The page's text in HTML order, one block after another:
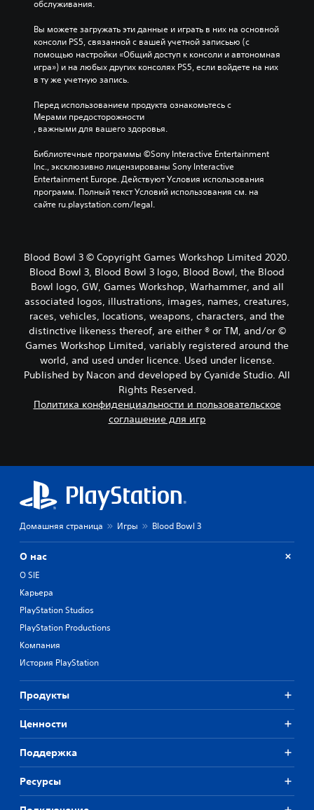
обслуживания.
Вы можете загружать эти данные и играть в них на основной
консоли PS5, связанной с вашей учетной записьью (с
помощью настройки «Общий доступ к консоли и автономная
игра») и на любых других консолях PS5, если войдете на них
в ту же учетную запись.
Перед использованием продукта ознакомьтесь с
Мерами предосторожности
, важными для вашего здоровья.
Библиотечные программы ©Sony Interactive Entertainment
Inc., эксклюзивно лицензированы Sony Interactive
Entertainment Europe. Действуют Условия использования
программ. Полный текст Условий использования см. на
сайте ru.playstation.com/legal.
Blood Bowl 3 © Copyright Games Workshop Limited 2020.
Blood Bowl 3, Blood Bowl 3 logo, Blood Bowl, the Blood
Bowl logo, GW, Games Workshop, Warhammer, and all
associated logos, illustrations, images, names, creatures,
races, vehicles, locations, weapons, characters, and the
distinctive likeness thereof, are either ® or TM, and/or ©
Games Workshop Limited, variably registered around the
world, and used under licence. Used under license.
Published by Nacon and developed by Cyanide Studio. All
Rights Reserved.
Политика конфиденциальности и пользовательское
соглашение для игр
Домашняя страница Игры Blood Bowl 3
О нас
О SIE
Карьера
PlayStation Studios
PlayStation Productions
Компания
История PlayStation
Продукты
Ценности
Поддержка
Ресурсы